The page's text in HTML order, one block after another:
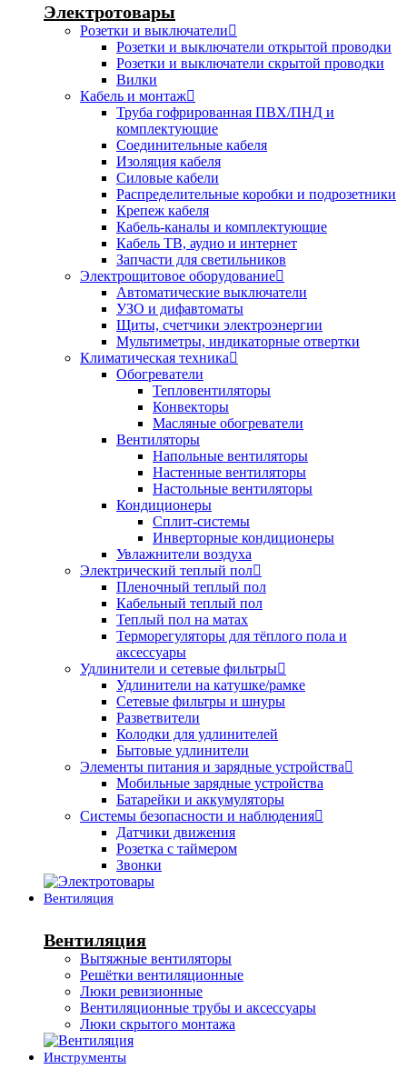
Электротовары
Розетки и выключатели
Розетки и выключатели открытой проводки
Розетки и выключатели скрытой проводки
Вилки
Кабель и монтаж
Труба гофрированная ПВХ/ПНД и
комплектующие
Соединительные кабеля
Изоляция кабеля
Силовые кабели
Распределительные коробки и подрозетники
Крепеж кабеля
Кабель-каналы и комплектующие
Кабель ТВ, аудио и интернет
Запчасти для светильников
Электрощитовое оборудование
Автоматические выключатели
УЗО и дифавтоматы
Щиты, счетчики электроэнергии
Мультиметры, индикаторные отвертки
Климатическая техника
Обогреватели
Тепловентиляторы
Конвекторы
Масляные обогреватели
Вентиляторы
Напольные вентиляторы
Настенные вентиляторы
Настольные вентиляторы
Кондиционеры
Сплит-системы
Инверторные кондиционеры
Увлажнители воздуха
Электрический теплый пол
Пленочный теплый пол
Кабельный теплый пол
Теплый пол на матах
Терморегуляторы для тёплого пола и
аксессуары
Удлинители и сетевые фильтры
Удлинители на катушке/рамке
Сетевые фильтры и шнуры
Разветвители
Колодки для удлинителей
Бытовые удлинители
Элементы питания и зарядные устройства
Мобильные зарядные устройства
Батарейки и аккумуляторы
Системы безопасности и наблюдения
Датчики движения
Розетка с таймером
Звонки
Вентиляция
Вентиляция
Вытяжные вентиляторы
Решётки вентиляционные
Люки ревизионные
Вентиляционные трубы и аксессуары
Люки скрытого монтажа
Инструменты